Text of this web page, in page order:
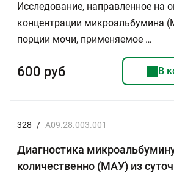
Исследование, направленное на
концентрации микроальбумина
порции мочи, применяемое …
600 руб В
328 / A09.28.003.001
Диагностика
количественно (МАУ) из